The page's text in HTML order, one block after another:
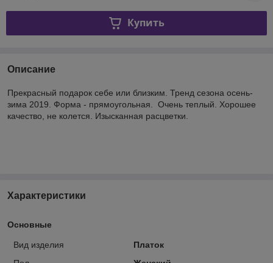
Купить
Описание
Прекрасный подарок себе или близким. Тренд сезона осень-
зима 2019. Форма - прямоугольная. Очень теплый. Хорошее
качество, не колется. Изысканная расцветки.
Характеристики
Основные
Вид изделия
Платок